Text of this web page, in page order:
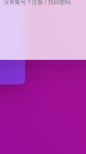
没有账号？注册 /找回密码